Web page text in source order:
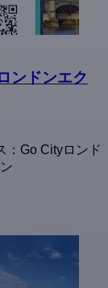
ンドンエク
：Go Cityロンド